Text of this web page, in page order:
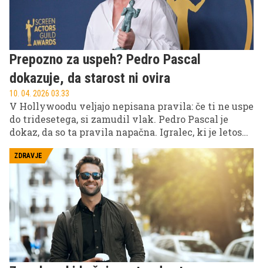
Prepozno za uspeh? Pedro Pascal
dokazuje, da starost ni ovira
10. 04. 2026 03.33
V Hollywoodu veljajo nepisana pravila: če ti ne uspe
do tridesetega, si zamudil vlak. Pedro Pascal je
dokaz, da so ta pravila napačna. Igralec, ki je letos
igralska imena na svetu. A njegova kariera se je
zares začela šele takrat, ko bi večina drugih že
razmišljala o umiku v ozadje.
ZDRAVJE